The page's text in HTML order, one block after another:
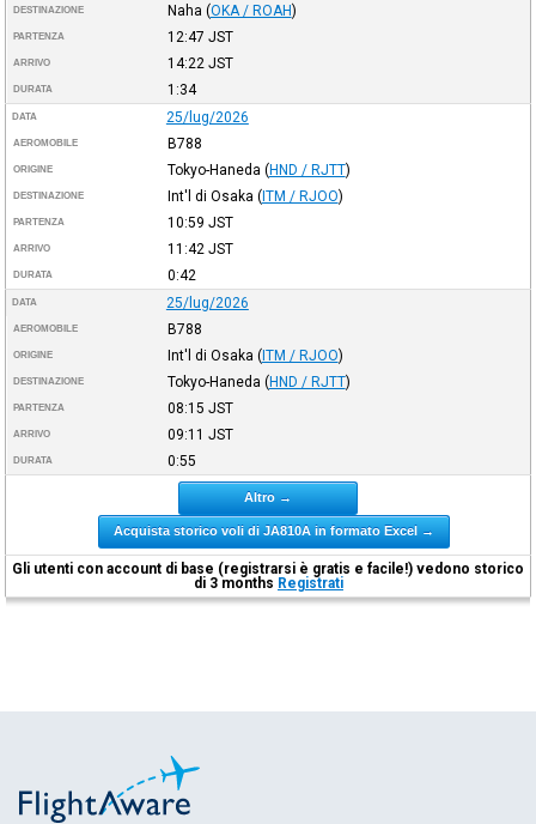
DESTINAZIONE Naha (OKA / ROAH)
PARTENZA 12:47 JST
ARRIVO 14:22 JST
DURATA 1:34
DATA 25/lug/2026
AEROMOBILE B788
ORIGINE Tokyo-Haneda (HND / RJTT)
DESTINAZIONE Int'l di Osaka (ITM / RJOO)
PARTENZA 10:59 JST
ARRIVO 11:42 JST
DURATA 0:42
DATA 25/lug/2026
AEROMOBILE B788
ORIGINE Int'l di Osaka (ITM / RJOO)
DESTINAZIONE Tokyo-Haneda (HND / RJTT)
PARTENZA 08:15 JST
ARRIVO 09:11 JST
DURATA 0:55
Altro →
Acquista storico voli di JA810A in formato Excel →
Gli utenti con account di base (registrarsi è gratis e facile!) vedono storico
di 3 months Registrati